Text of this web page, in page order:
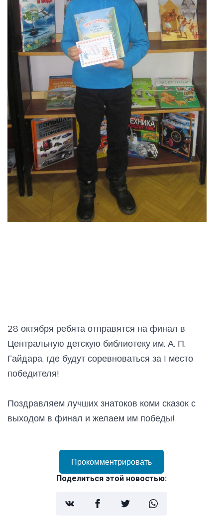
28 октября ребята отправятся на финал в
Центральную детскую библиотеку им. А. П.
Гайдара, где будут соревноваться за I место
победителя!
Поздравляем лучших знатоков коми сказок с
выходом в финал и желаем им победы!
Прокомментрировать
Поделиться этой новостью: